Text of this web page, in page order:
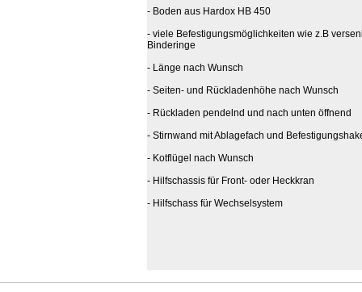
- Boden aus Hardox HB 450
- viele Befestigungsmöglichkeiten wie z.B
Binderinge
- Länge nach Wunsch
- Seiten- und Rückladenhöhe nach Wunsch
- Rückladen pendelnd und nach unten öffnend
- Stirnwand mit Ablagefach und
- Kotflügel nach Wunsch
- Hilfschassis für Front- oder Heckkran
- Hilfschass für Wechselsystem